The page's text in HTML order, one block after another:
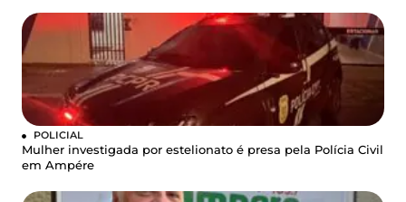
POLICIAL
Mulher investigada por estelionato é presa pela Polícia Civil
em Ampére